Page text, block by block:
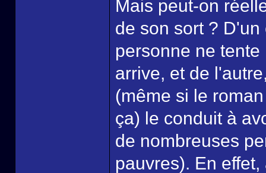
Mais peut-on
de son sort ?
personne ne
arrive, et de
(même si le
ça) le conduit à
de nombreuses
pauvres). En